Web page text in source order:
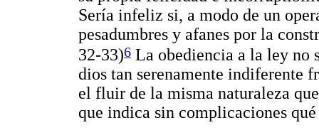
Sería infeliz si, a modo de un
pesadumbres y afanes por la
32-33)6 La obediencia a la ley no
dios tan serenamente indiferente
el fluir de la misma naturaleza
que indica sin complicaciones